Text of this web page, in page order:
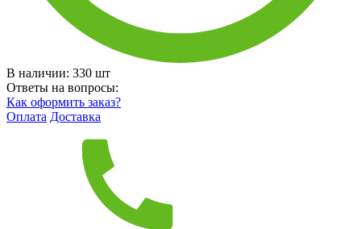
В наличии: 330 шт
Ответы на вопросы:
Как оформить заказ?
Оплата Доставка